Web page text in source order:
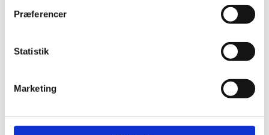
Præferencer
Statistik
Marketing